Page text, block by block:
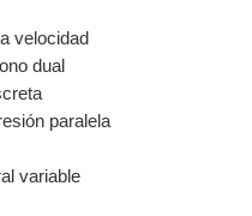
velocidad
dual
paralela
variable